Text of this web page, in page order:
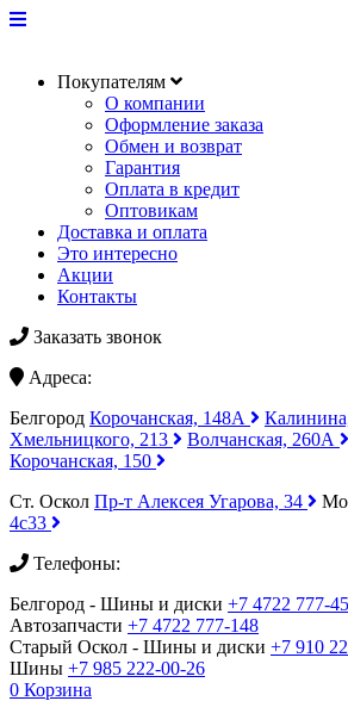
Покупателям
О компании
Оформление заказа
Обмен и возврат
Гарантия
Оплата в кредит
Оптовикам
Доставка и оплата
Это интересно
Акции
Контакты
Заказать звонок
Адреса:
Белгород Корочанская, 148А
Хмельницкого, 213
Волчанская, 260А
Корочанская, 150
Ст. Оскол Пр-т Алексея Угарова, 34
4с33
Телефоны:
Белгород - Шины и диски +7 4722 777-
Автозапчасти +7 4722 777-148
Старый Оскол - Шины и диски +7 910
Шины +7 985 222-00-26
0 Корзина